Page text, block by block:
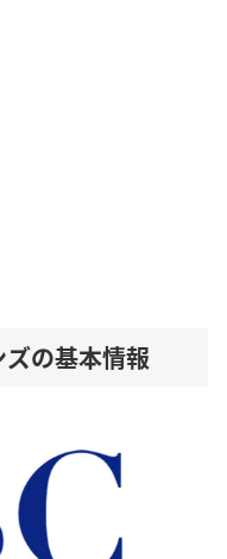
の基本情報